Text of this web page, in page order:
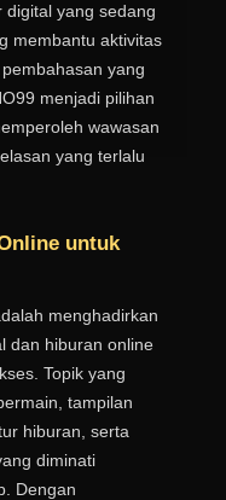
yang sedang
membantu aktivitas
yang
menjadi pilihan
wawasan
yang terlalu
untuk
menghadirkan
dan hiburan online
Topik yang
tampilan
hiburan, serta
diminati
Dengan